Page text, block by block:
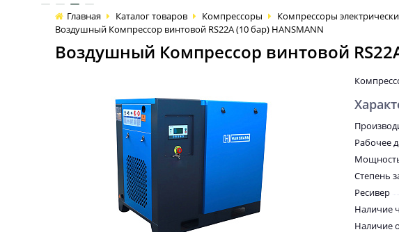
Главная Каталог товаров Компрессоры
Компрессоры
Воздушный Компрессор винтовой RS22А (10 бар) HANSMANN
Воздушный Компрессор винтовой
Рабочее
Степень
Ресивер
Наличие
Наличие